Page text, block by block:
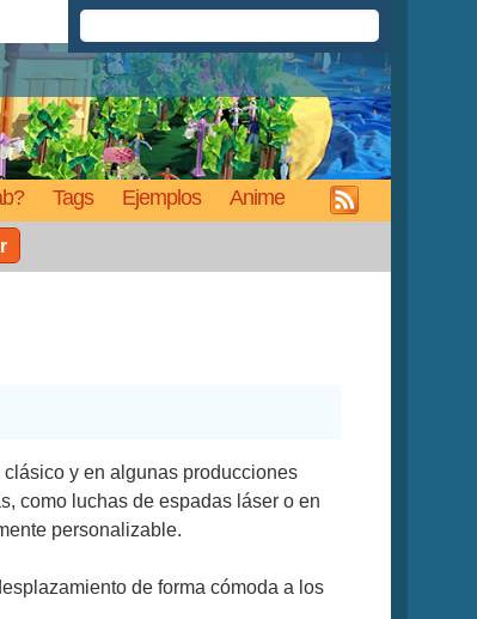
Tags Ejemplos Anime
y en algunas producciones
como luchas de espadas láser o en
personalizable.
de forma cómoda a los